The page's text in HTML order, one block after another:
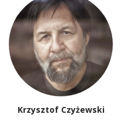
Krzysztof Czyżewski